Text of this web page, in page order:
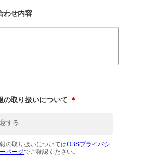
わせ内容
の取り扱いについて ＊
する
の取り扱いについてはOBSプライバシ
ページでご確認ください。